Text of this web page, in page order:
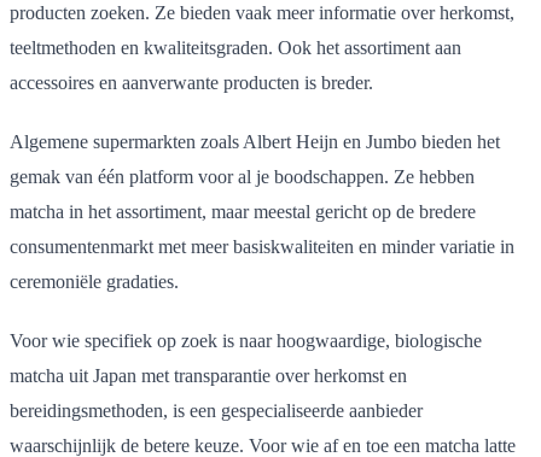
producten zoeken. Ze bieden vaak meer informatie over herkomst,
teeltmethoden en kwaliteitsgraden. Ook het assortiment aan
accessoires en aanverwante producten is breder.
Algemene supermarkten zoals Albert Heijn en Jumbo bieden het
gemak van één platform voor al je boodschappen. Ze hebben
matcha in het assortiment, maar meestal gericht op de bredere
consumentenmarkt met meer basiskwaliteiten en minder variatie in
ceremoniële gradaties.
Voor wie specifiek op zoek is naar hoogwaardige, biologische
matcha uit Japan met transparantie over herkomst en
bereidingsmethoden, is een gespecialiseerde aanbieder
waarschijnlijk de betere keuze. Voor wie af en toe een matcha latte